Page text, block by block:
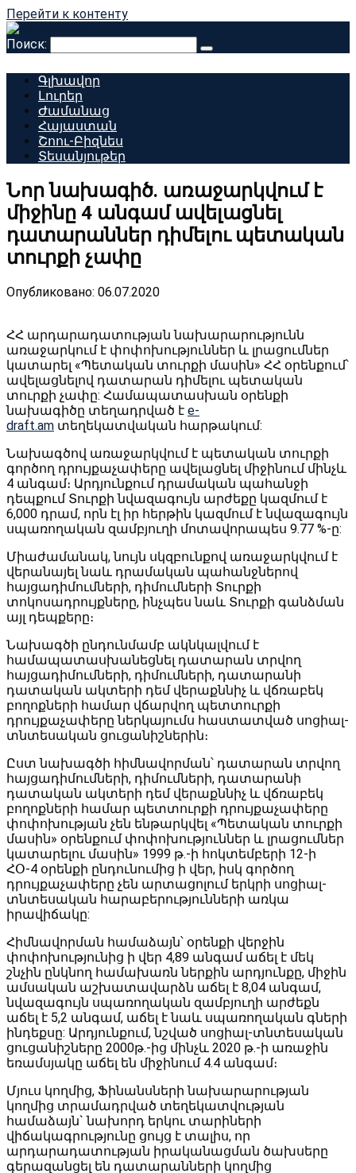
Перейти к контенту
Поиск:
Գլխավոր
Լուրեր
Ժամանաց
Հայաստան
Շոու-Բիզնես
Տեսանյութեր
Նոր նախագիծ. առաջարկվում է
միջինը 4 անգամ ավելացնել
դատարաններ դիմելու պետական
տուրքի չափը
Опубликовано: 06.07.2020
ՀՀ արդարադատության նախարարությունն
առաջարկում է փոփոխություններ և լրացումներ
կատարել «Պետական տուրքի մասին» ՀՀ օրենքում՝
ավելացնելով դատարան դիմելու պետական
տուրքի չափը: Համապատասխան օրենքի
նախագիծը տեղադրված է e-
draft.am տեղեկատվական հարթակում:
Նախագծով առաջարկվում է պետական տուրքի
գործող դրույքաչափերը ավելացնել միջինում մինչև
4 անգամ։ Արդյունքում դրամական պահանջի
դեպքում Տուրքի նվազագույն արժեքը կազմում է
6,000 դրամ, որն էլ իր հերթին կազմում է նվազագույն
սպառողական զամբյուղի մոտավորապես 9.77 %-ը:
Միաժամանակ, նույն սկզբունքով առաջարկվում է
վերանայել նաև դրամական պահանջներով
հայցադիմումների, դիմումների Տուրքի
տոկոսադրույքները, ինչպես նաև Տուրքի գանձման
այլ դեպքերը։
Նախագծի ընդունմամբ ակնկալվում է
համապատասխանեցնել դատարան տրվող
հայցադիմումների, դիմումների, դատարանի
դատական ակտերի դեմ վերաքննիչ և վճռաբեկ
բողոքների համար վճարվող պետտուրքի
դրույքաչափերը ներկայումս հաստատված սոցիալ-
տնտեսական ցուցանիշներին։
Ըստ նախագծի հիմնավորման՝ դատարան տրվող
հայցադիմումների, դիմումների, դատարանի
դատական ակտերի դեմ վերաքննիչ և վճռաբեկ
բողոքների համար պետտուրքի դրույքաչափերը
փոփոխության չեն ենթարկվել «Պետական տուրքի
մասին» օրենքում փոփոխություններ և լրացումներ
կատարելու մասին» 1999 թ.-ի հոկտեմբերի 12-ի
ՀՕ-4 օրենքի ընդունումից ի վեր, իսկ գործող
դրույքաչափերը չեն արտացոլում երկրի սոցիալ-
տնտեսական հարաբերությունների առկա
իրավիճակը:
Հիմնավորման համաձայն՝ օրենքի վերջին
փոփոխությունից ի վեր 4,89 անգամ աճել է մեկ
շնչին ընկնող համախառն ներքին արդյունքը, միջին
ամսական աշխատավարձն աճել է 8,04 անգամ,
նվազագույն սպառողական զամբյուղի արժեքն
աճել է 5,2 անգամ, աճել է նաև սպառողական գների
ինդեքսը: Արդյունքում, նշված սոցիալ-տնտեսական
ցուցանիշները 2000թ.-ից մինչև 2020 թ.-ի առաջին
եռամսյակը աճել են միջինում 4.4 անգամ։
Մյուս կողմից, Ֆինանսների նախարարության
կողմից տրամադրված տեղեկատվության
համաձայն` նախորդ երկու տարիների
վիճակագրությունը ցույց է տալիս, որ
արդարադատության իրականացման ծախսերը
գերազանցել են դատարանների կողմից